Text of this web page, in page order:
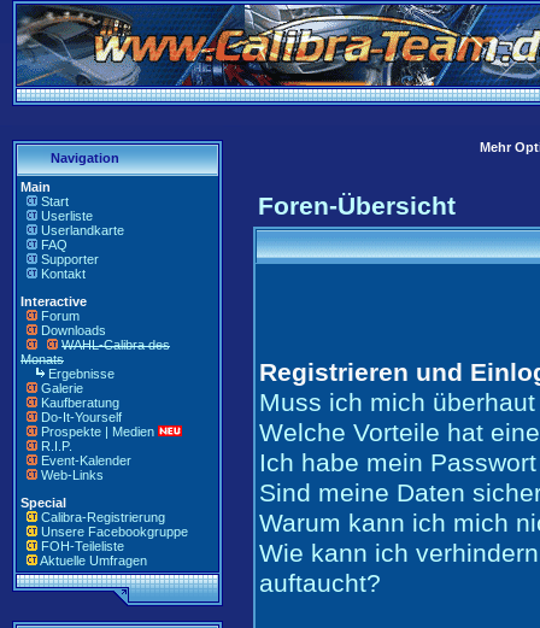
Navigation
Main
Start
Userliste
Userlandkarte
FAQ
Supporter
Kontakt
Interactive
Forum
Downloads
WAHL-Calibra des
Monats
Ergebnisse
Galerie
Kaufberatung
Do-It-Yourself
Prospekte | Medien
R.I.P.
Event-Kalender
Web-Links
Special
Calibra-Registrierung
Unsere Facebookgruppe
FOH-Teileliste
Aktuelle Umfragen
Mehr
Foren-Übersicht
Registrieren und
Muss ich mich
Welche Vorteile hat
Ich habe mein
Sind meine Daten
Warum kann ich mich
Wie kann ich
auftaucht?